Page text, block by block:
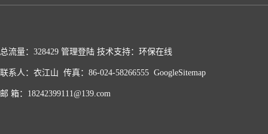
总流量：328429 管理登陆 技术支持： 环保在线
联系人：衣江山 传真：86-024-58266555 GoogleSitemap
邮 箱：18242399111@139.com